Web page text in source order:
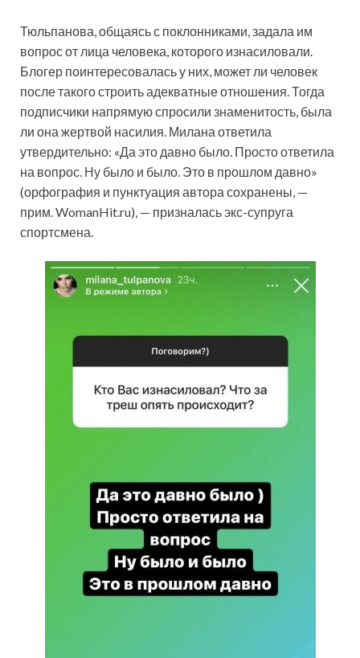
Тюльпанова, общаясь с поклонниками, задала им
вопрос от лица человека, которого изнасиловали.
Блогер поинтересовалась у них, может ли человек
после такого строить адекватные отношения. Тогда
подписчики напрямую спросили знаменитость, была
ли она жертвой насилия. Милана ответила
утвердительно: «Да это давно было. Просто ответила
на вопрос. Ну было и было. Это в прошлом давно»
(орфография и пунктуация автора сохранены, —
прим. WomanHit.ru), — призналась экс-супруга
спортсмена.